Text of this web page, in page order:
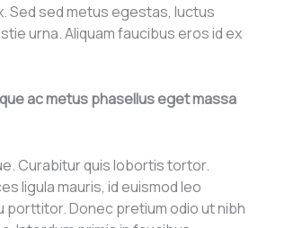
Sed sed metus egestas, luctus
urna. Aliquam faucibus eros id ex
ac metus phasellus eget massa
Curabitur quis lobortis tortor.
ligula mauris, id euismod leo
porttitor. Donec pretium odio ut nibh